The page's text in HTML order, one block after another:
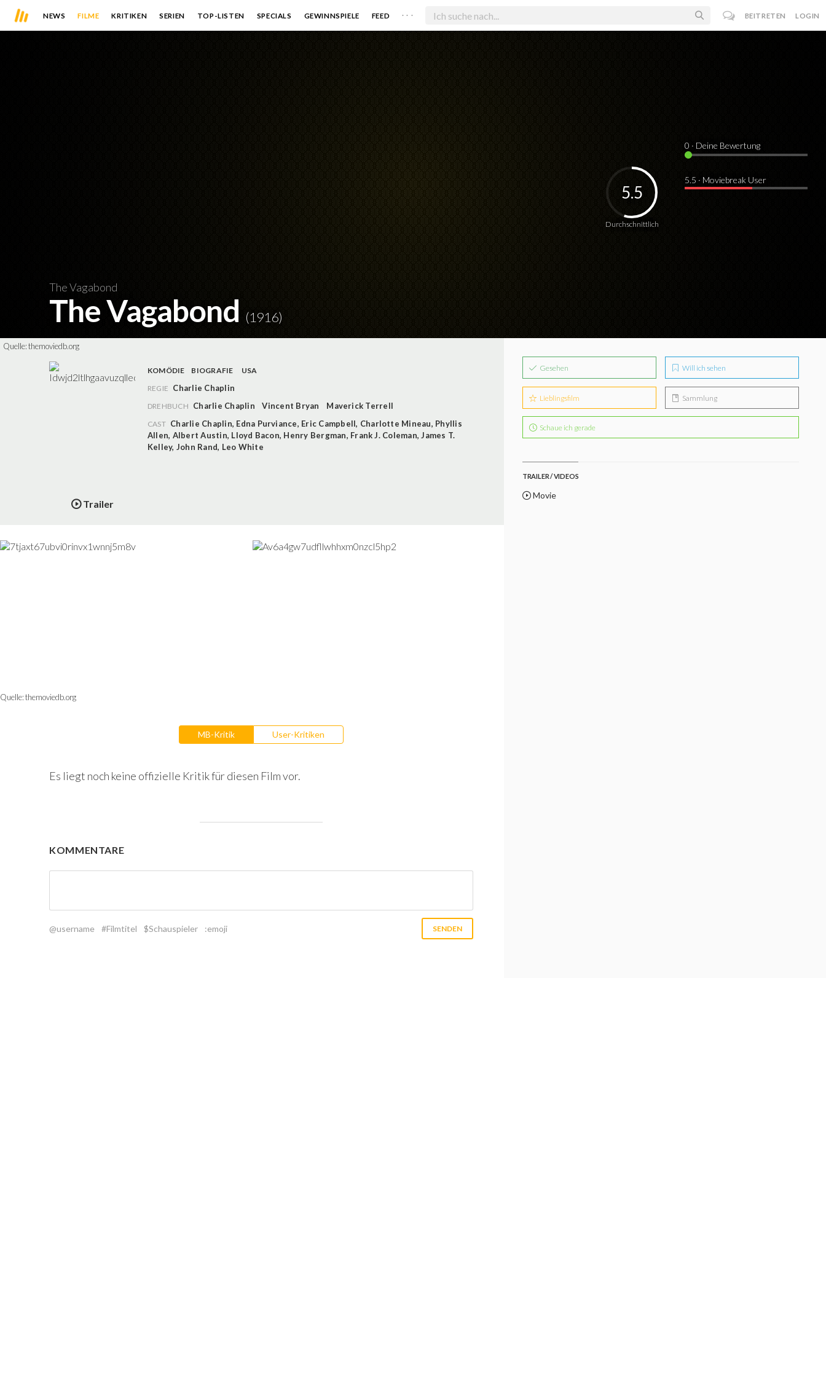
NEWS FILME KRITIKEN SERIEN TOP-LISTEN SPECIALS GEWINNSPIELE FEED . . . BEITRETEN LOGIN
The Vagabond
The Vagabond (1916)
Durchschnittlich
5.5
0 · Deine Bewertung
5.5 · Moviebreak User
Quelle:themoviedb.org
Trailer
KOMÖDIE BIOGRAFIE
USA
REGIE Charlie Chaplin
DREHBUCH Charlie Chaplin Vincent Bryan Maverick Terrell
CAST Charlie Chaplin, Edna Purviance, Eric Campbell, Charlotte Mineau, Phyllis
Allen, Albert Austin, Lloyd Bacon, Henry Bergman, Frank J. Coleman,James T.
Kelley, John Rand, Leo White
Quelle:themoviedb.org
MB-Kritik User-Kritiken
Es liegt noch keine offizielle Kritik für diesen Film vor.
KOMMENTARE
@username #Filmtitel $Schauspieler :emoji
Gesehen Will ich sehen
Lieblingsfilm Sammlung
Schaue ich gerade
TRAILER / VIDEOS
Movie